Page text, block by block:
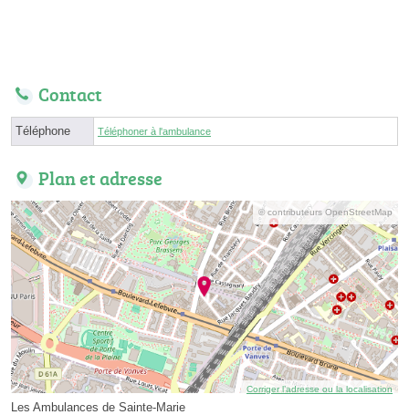
Contact
Téléphone Téléphoner à l'ambulance
Plan et adresse
© contributeurs OpenStreetMap
Corriger l’adresse ou la localisation
Les Ambulances de Sainte-Marie